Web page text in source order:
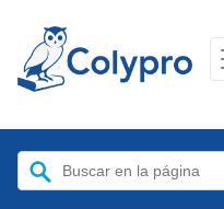
Buscar: